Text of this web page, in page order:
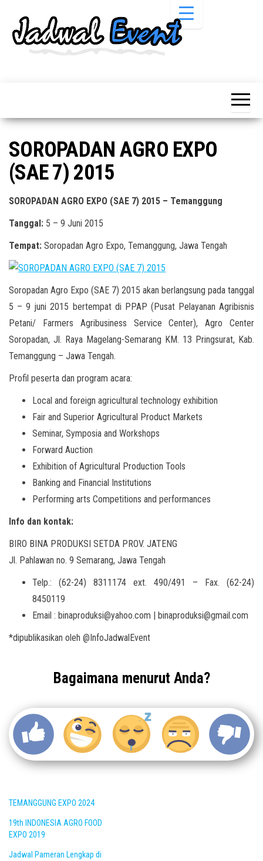
Pameran,
Acara &
Promo
Terbaru
Pameran,
Bazaar,
Workshop,
Job Fair,
Lomba dll.
SOROPADAN AGRO EXPO
(SAE 7) 2015
SOROPADAN AGRO EXPO (SAE 7) 2015 – Temanggung
Tanggal: 5 – 9 Juni 2015
Tempat: Soropadan Agro Expo, Temanggung, Jawa Tengah
Soropadan Agro Expo (SAE 7) 2015 akan berlangsung pada tanggal
5 – 9 juni 2015 bertempat di PPAP (Pusat Pelayanan Agribisnis
Petani/ Farmers Agribusiness Service Center), Agro Center
Soropadan, Jl. Raya Magelang-Semarang KM. 13 Pringsurat, Kab.
Temanggung – Jawa Tengah.
Profil peserta dan program acara:
Local and foreign agricultural technology exhibition
Fair and Superior Agricultural Product Markets
Seminar, Symposia and Workshops
Forward Auction
Exhibition of Agricultural Production Tools
Banking and Financial Institutions
Performing arts Competitions and performances
Info dan kontak:
BIRO BINA PRODUKSI SETDA PROV. JATENG
Jl. Pahlawan no. 9 Semarang, Jawa Tengah
Telp.: (62-24) 8311174 ext. 490/491 – Fax. (62-24)
8450119
Email : binaproduksi@yahoo.com | binaproduksi@gmail.com
*dipublikasikan oleh @InfoJadwalEvent
Bagaimana menurut Anda?
TEMANGGUNG EXPO 2024
19th INDONESIA AGRO FOOD
EXPO 2019
Jadwal Pameran Lengkap di